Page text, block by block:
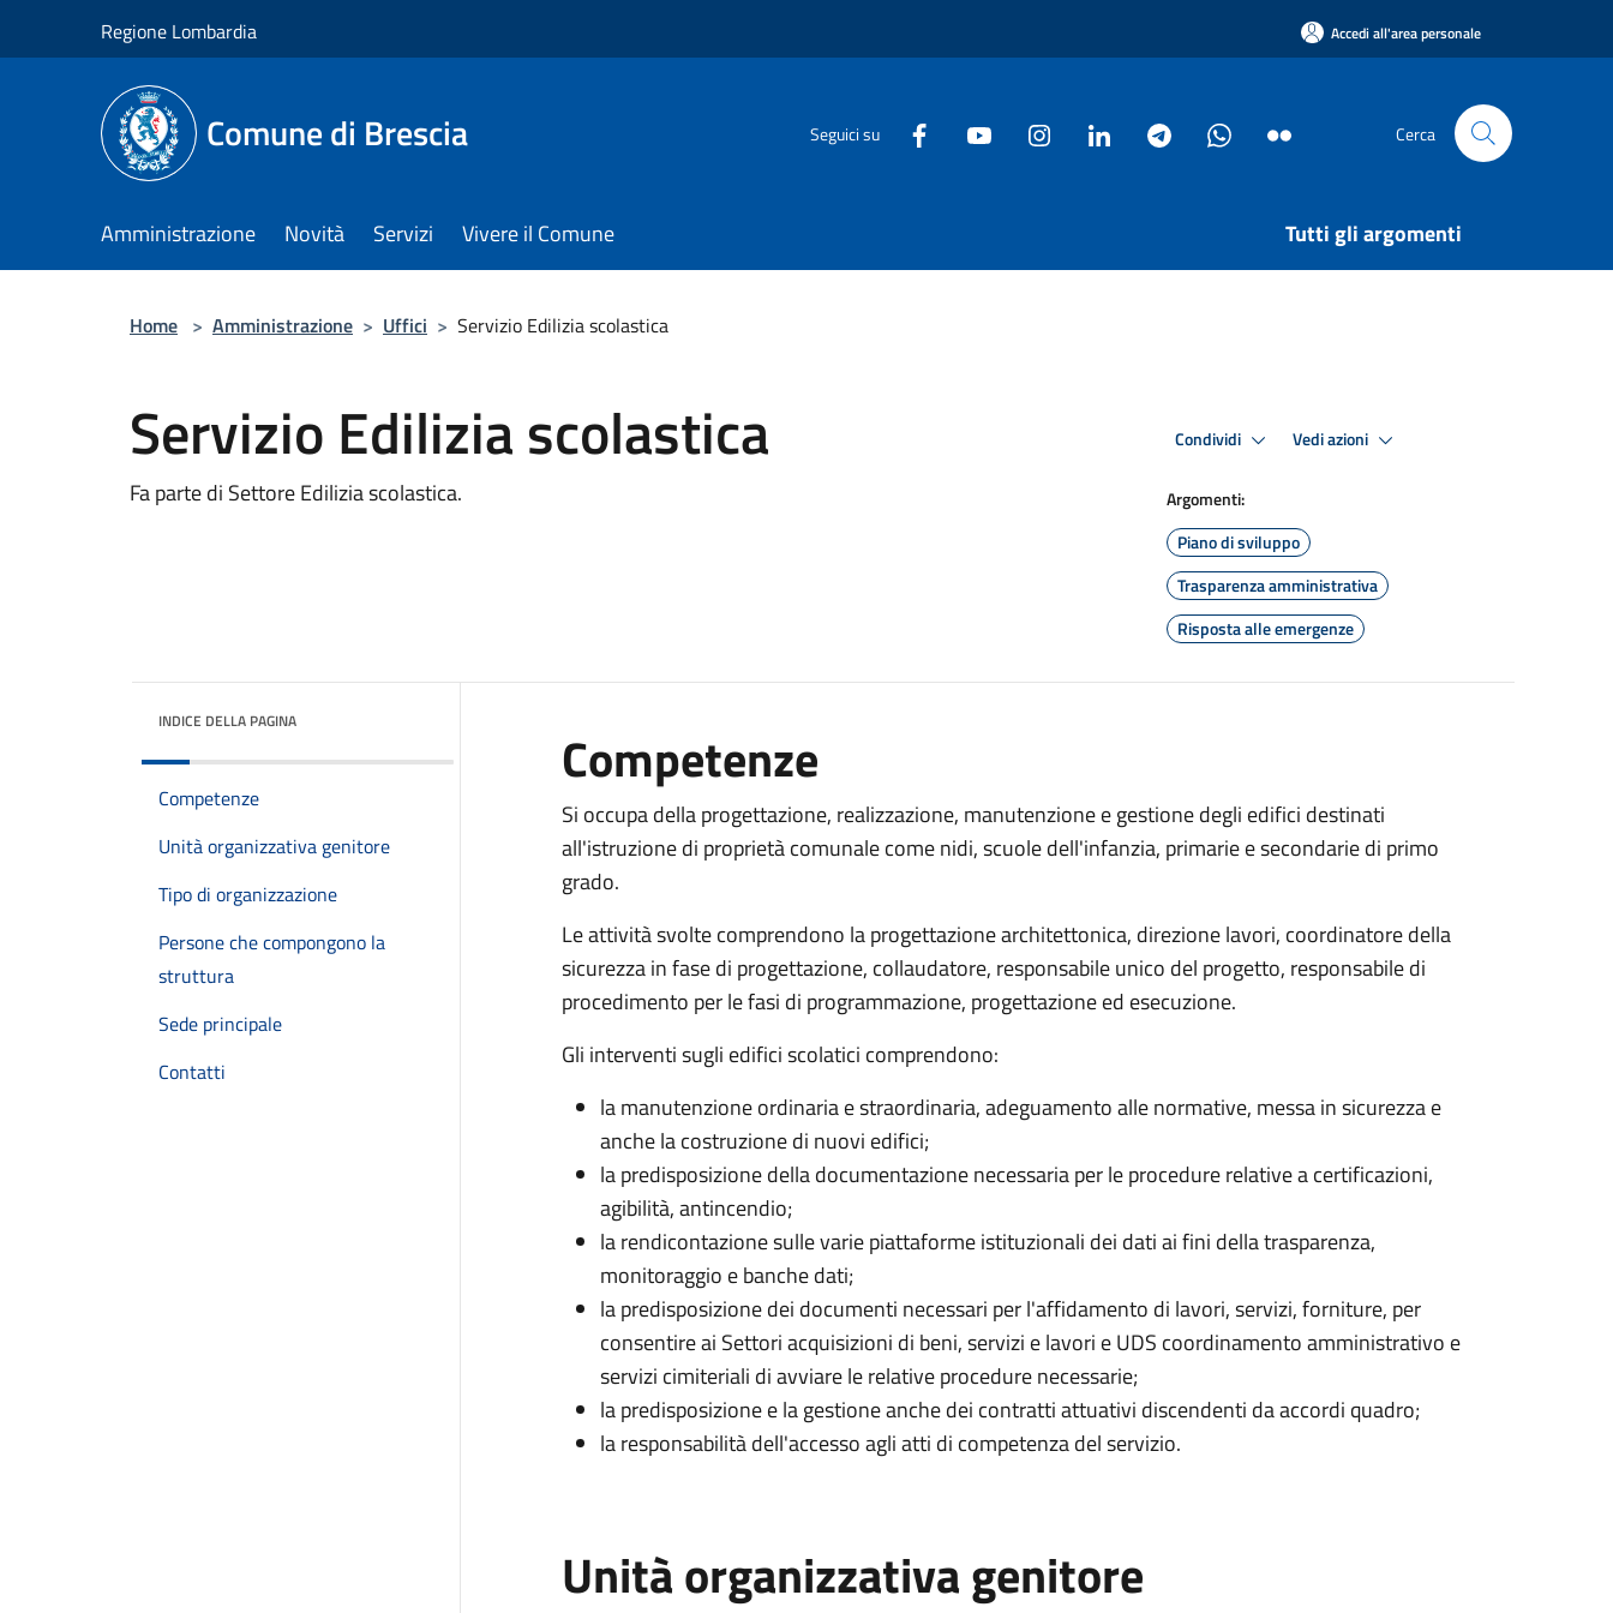
Regione Lombardia Accedi all'area personale
Comune di Brescia Seguici su Cerca
Amministrazione Novità Servizi Vivere il Comune Tutti gli argomenti
Home > Amministrazione > Uffici > Servizio Edilizia scolastica
Servizio Edilizia scolastica
Fa parte di Settore Edilizia scolastica.
Condividi Vedi azioni
Argomenti:
Piano di sviluppo
Trasparenza amministrativa
Risposta alle emergenze
INDICE DELLA PAGINA
Competenze
Unità organizzativa genitore
Tipo di organizzazione
Persone che compongono la
struttura
Sede principale
Contatti
Competenze
Si occupa della progettazione, realizzazione, manutenzione e gestione degli edifici destinati
all'istruzione di proprietà comunale come nidi, scuole dell'infanzia, primarie e secondarie di primo
grado.
Le attività svolte comprendono la progettazione architettonica, direzione lavori, coordinatore della
sicurezza in fase di progettazione, collaudatore, responsabile unico del progetto, responsabile di
procedimento per le fasi di programmazione, progettazione ed esecuzione.
Gli interventi sugli edifici scolatici comprendono:
la manutenzione ordinaria e straordinaria, adeguamento alle normative, messa in sicurezza e
anche la costruzione di nuovi edifici;
la predisposizione della documentazione necessaria per le procedure relative a certificazioni,
agibilità, antincendio;
la rendicontazione sulle varie piattaforme istituzionali dei dati ai fini della trasparenza,
monitoraggio e banche dati;
la predisposizione dei documenti necessari per l'affidamento di lavori, servizi, forniture, per
consentire ai Settori acquisizioni di beni, servizi e lavori e UDS coordinamento amministrativo e
servizi cimiteriali di avviare le relative procedure necessarie;
la predisposizione e la gestione anche dei contratti attuativi discendenti da accordi quadro;
la responsabilità dell'accesso agli atti di competenza del servizio.
Unità organizzativa genitore